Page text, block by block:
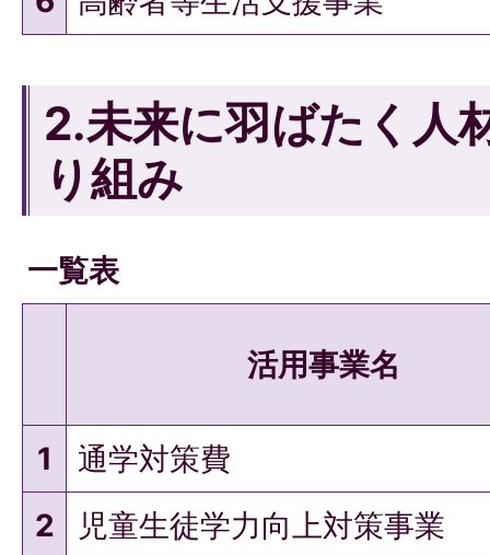
2.未来に羽ばたく人
り組み
一覧表
活用事業名
1
通学対策費
2
児童生徒学力向上対策事業